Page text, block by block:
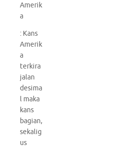
Amerik
a
: Kans
Amerik
a
terkira
jalan
desima
l maka
kans
bagian,
sekalig
us